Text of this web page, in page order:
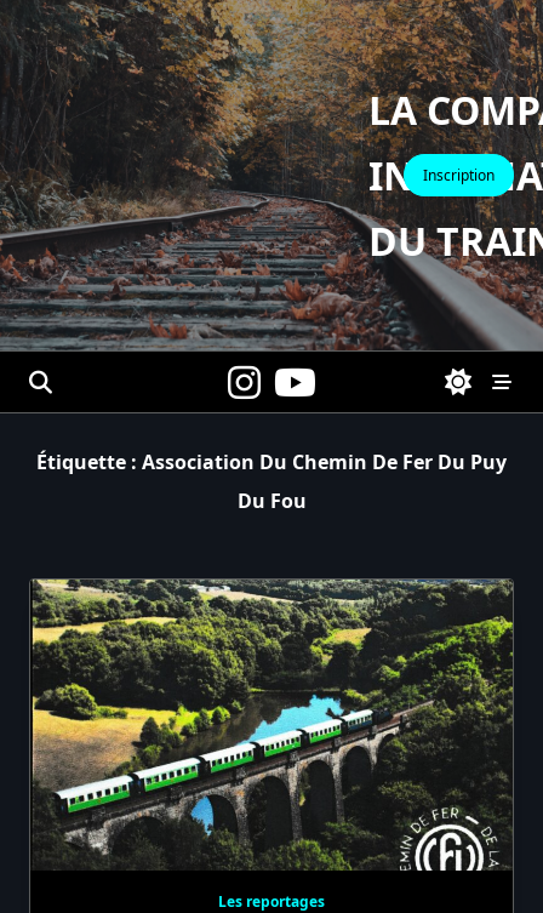
Skip
to
content
LA
DU
Inscription
Étiquette : Association Du Chemin De Fer Du Puy
Du Fou
Les reportages